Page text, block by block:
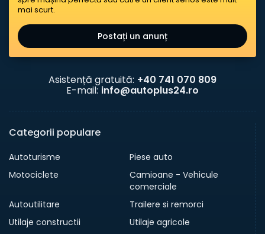
mai scurt.
Postați un anunț
Asistență gratuită: +40 741 070 809
E-mail: info@autoplus24.ro
Categorii populare
Autoturisme
Piese auto
Motociclete
Camioane - Vehicule
comerciale
Autoutilitare
Trailere si remorci
Utilaje constructii
Utilaje agricole